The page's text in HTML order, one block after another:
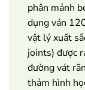
phân mảnh
dụng ván
vật lý xuất
joints) được
đường vát
thảm hình